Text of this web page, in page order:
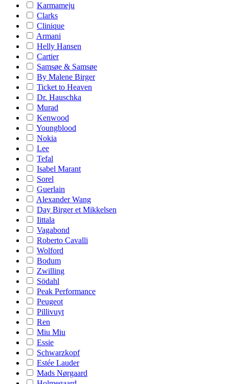
Karmameju
Clarks
Clinique
Armani
Helly Hansen
Cartier
Samsøe & Samsøe
By Malene Birger
Ticket to Heaven
Dr. Hauschka
Murad
Kenwood
Youngblood
Nokia
Lee
Tefal
Isabel Marant
Sorel
Guerlain
Alexander Wang
Day Birger et Mikkelsen
Iittala
Vagabond
Roberto Cavalli
Wolford
Bodum
Zwilling
Södahl
Peak Performance
Peugeot
Pillivuyt
Ren
Miu Miu
Essie
Schwarzkopf
Estée Lauder
Mads Nørgaard